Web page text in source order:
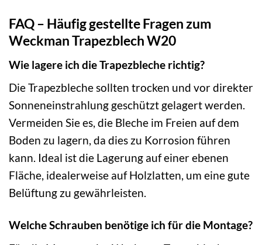
FAQ – Häufig gestellte Fragen zum
Weckman Trapezblech W20
Wie lagere ich die Trapezbleche richtig?
Die Trapezbleche sollten trocken und vor direkter
Sonneneinstrahlung geschützt gelagert werden.
Vermeiden Sie es, die Bleche im Freien auf dem
Boden zu lagern, da dies zu Korrosion führen
kann. Ideal ist die Lagerung auf einer ebenen
Fläche, idealerweise auf Holzlatten, um eine gute
Belüftung zu gewährleisten.
Welche Schrauben benötige ich für die Montage?